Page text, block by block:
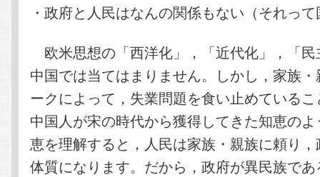
・政府と人民はなんの関係もない（それっ
欧米思想の「西洋化」，「近代化」，「
中国では当てはまりません。しかし，家族
ークによって，失業問題を食い止めている
中国人が宋の時代から獲得してきた知恵の
恵を理解すると，人民は家族・親族に頼り
体質になります。だから，政府が異民族で